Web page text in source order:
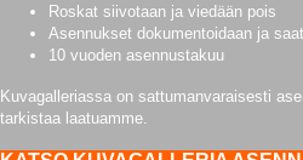
Roskat siivotaan ja viedään pois
Asennukset dokumentoidaan ja
10 vuoden asennustakuu
Kuvagalleriassa on sattumanvaraisesti
tarkistaa laatuamme.